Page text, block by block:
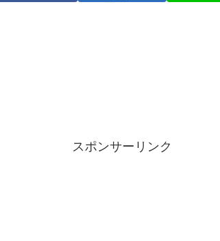
スポンサーリンク